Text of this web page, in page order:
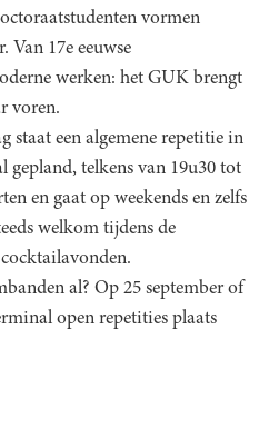
vormen
17e eeuwse
werken: het GUK brengt
voren.
staat een algemene repetitie in
gepland, telkens van 19u30 tot
en gaat op weekends en zelfs
welkom tijdens de
cocktailavonden.
al? Op 25 september of
open repetities plaats